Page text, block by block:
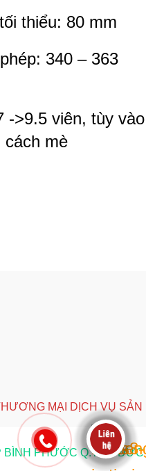
thiểu: 80 mm
340 – 363
->9.5 viên, tùy vào
cách mè
MẠI DỊCH VỤ SẢN
BÌNH PHƯỚC Q.THỦ ĐỨC